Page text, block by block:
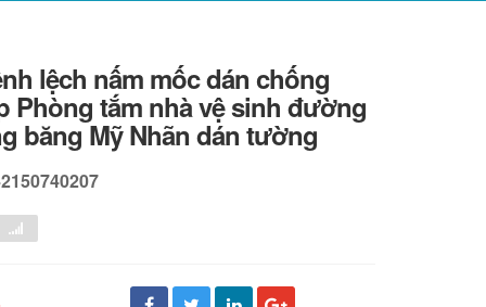
lệch nấm mốc dán chống
Phòng tắm nhà vệ sinh đường
băng Mỹ Nhãn dán tường